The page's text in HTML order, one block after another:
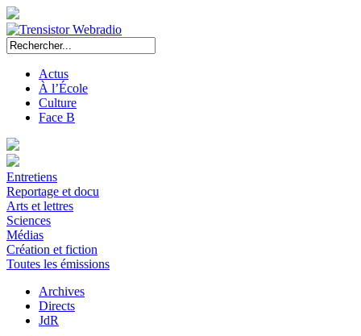
Actus
À l’École
Culture
Face B
Entretiens
Reportage et docu
Arts et lettres
Sciences
Médias
Création et fiction
Toutes les émissions
Archives
Directs
JdR